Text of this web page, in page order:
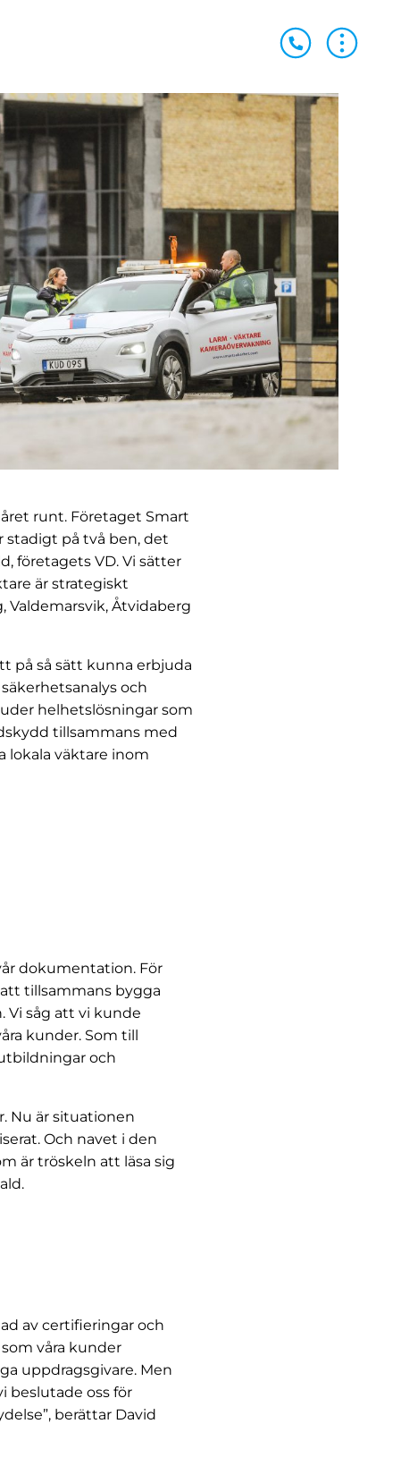
runt. Företaget Smart
stadigt på två ben, det
företagets VD. Vi sätter
är strategiskt
Valdemarsvik, Åtvidaberg
på så sätt kunna erbjuda
och
helhetslösningar som
tillsammans med
lokala väktare inom
dokumentation. För
tillsammans bygga
Vi såg att vi kunde
kunder. Som till
och
Nu är situationen
Och navet i den
är tröskeln att läsa sig
av certifieringar och
våra kunder
uppdragsgivare. Men
beslutade oss för
berättar David